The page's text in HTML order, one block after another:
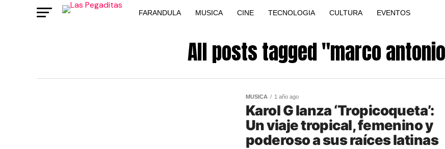
FARANDULA MUSICA CINE TECNOLOGIA CULTURA EVENTOS
All posts tagged "marco
MUSICA 1 año ago
Karol G lanza ‘Tropicoqueta’:
Un viaje tropical, femenino y
poderoso a sus raíces latinas